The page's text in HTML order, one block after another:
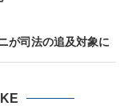
が司法の追及対象に